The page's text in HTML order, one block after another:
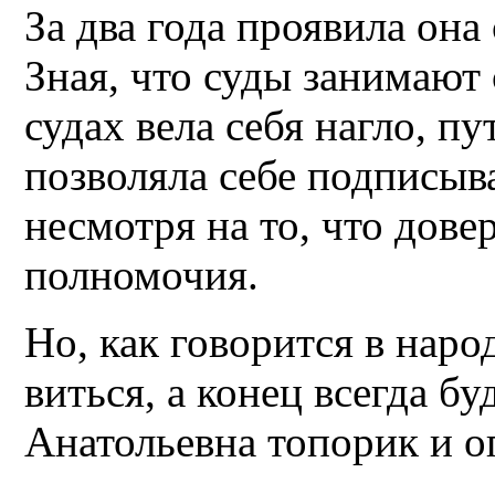
За два года проявила
Зная, что суды
судах вела себя нагло,
позволяла себе
несмотря на то, что
полномочия.
Но, как говорится в
виться, а конец всегда
Анатольевна топорик и